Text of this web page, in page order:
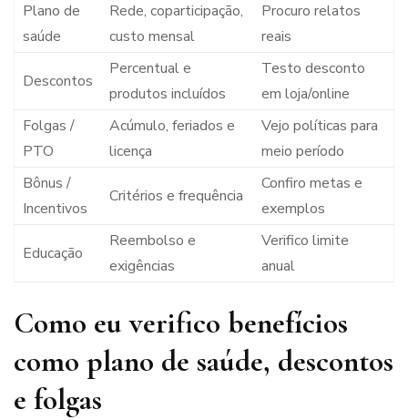
Plano de
saúde
Rede, coparticipação,
custo mensal
Procuro relatos
reais
Descontos
Percentual e
produtos incluídos
Testo desconto
em loja/online
Folgas /
PTO
Acúmulo, feriados e
licença
Vejo políticas para
meio período
Bônus /
Incentivos
Critérios e frequência
Confiro metas e
exemplos
Educação
Reembolso e
exigências
Verifico limite
anual
Como eu verifico benefícios
como plano de saúde, descontos
e folgas